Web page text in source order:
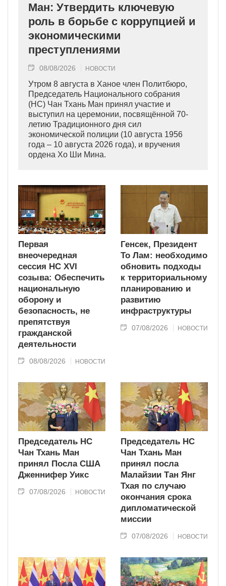
Ман: Утвердить ключевую
роль в борьбе с коррупцией и
экономическими
преступлениями
08/08/2026 НОВОСТИ
Утром 8 августа в Ханое член Политбюро,
Председатель Национального собрания
(НС) Чан Тхань Ман принял участие и
выступил на церемонии, посвящённой 70-
летию Традиционного дня сил
экономической полиции (10 августа 1956
года – 10 августа 2026 года), и вручения
ордена Хо Ши Мина.
Первая
внеочередная
сессия НС XVI
созыва: Обеспечить
национальную
оборону и
безопасность, не
препятствуя
гражданской
деятельности
08/08/2026 НОВОСТИ
Генсек, Президент
То Лам: необходимо
обновить подходы
к территориальному
планированию и
развитию
инфраструктуры
07/08/2026 НОВОСТИ
Председатель НС
Чан Тхань Ман
принял Посла США
Дженнифер Уикс
07/08/2026 НОВОСТИ
Председатель НС
Чан Тхань Ман
принял посла
Малайзии Тан Янг
Тхая по случаю
окончания срока
дипломатической
миссии
07/08/2026 НОВОСТИ